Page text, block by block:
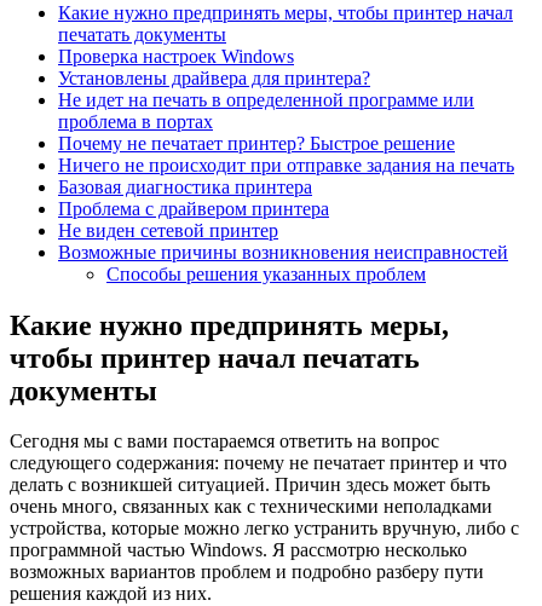
Какие нужно предпринять меры, чтобы принтер начал
печатать документы
Проверка настроек Windows
Установлены драйвера для принтера?
Не идет на печать в определенной программе или
проблема в портах
Почему не печатает принтер? Быстрое решение
Ничего не происходит при отправке задания на печать
Базовая диагностика принтера
Проблема с драйвером принтера
Не виден сетевой принтер
Возможные причины возникновения неисправностей
Способы решения указанных проблем
Какие нужно предпринять меры,
чтобы принтер начал печатать
документы
Сегодня мы с вами постараемся ответить на вопрос
следующего содержания: почему не печатает принтер и что
делать с возникшей ситуацией. Причин здесь может быть
очень много, связанных как с техническими неполадками
устройства, которые можно легко устранить вручную, либо с
программной частью Windows. Я рассмотрю несколько
возможных вариантов проблем и подробно разберу пути
решения каждой из них.